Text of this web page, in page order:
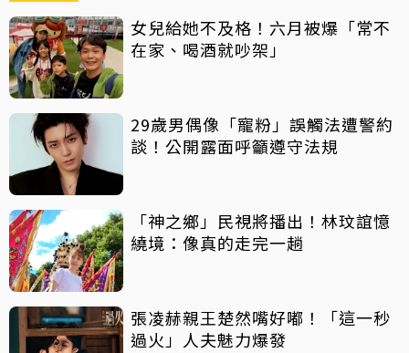
女兒給她不及格！六月被爆「常不
在家、喝酒就吵架」
29歲男偶像「寵粉」誤觸法遭警約
談！公開露面呼籲遵守法規
「神之鄉」民視將播出！林玟誼憶
繞境：像真的走完一趟
張凌赫親王楚然嘴好嘟！「這一秒
過火」人夫魅力爆發